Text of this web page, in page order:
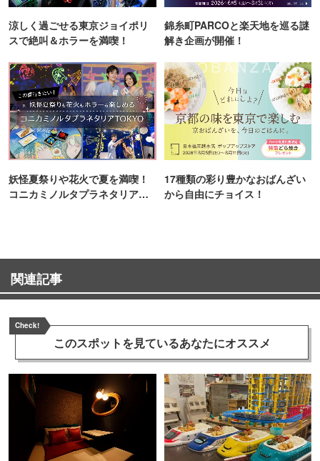
涼しく過ごせる東京ジョイポリ
スで絶叫＆ホラーを満喫！
錦糸町PARCOと楽天地を巡る謎
解き企画が開催！
妖怪夏祭りや花火で夏を満喫！
コニカミノルタプラネタリア
17種類の彩り豊かなおばんざい
から自由にチョイス！
関連記事
Check!
このスポットを見ているあなたにオススメ